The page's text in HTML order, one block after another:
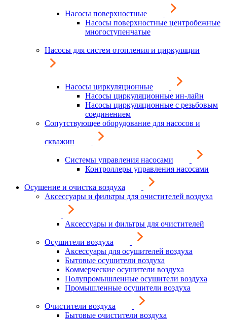
Насосы поверхностные
Насосы поверхностные центробежные
многоступенчатые
Насосы для систем отопления и циркуляции
Насосы циркуляционные
Насосы циркуляционные ин-лайн
Насосы циркуляционные с резьбовым
соединением
Сопутствующее оборудование для насосов и
скважин
Системы управления насосами
Контроллеры управления насосами
Осушение и очистка воздуха
Аксессуары и фильтры для очистителей воздуха
Аксессуары и фильтры для очистителей
Осушители воздуха
Аксессуары для осушителей воздуха
Бытовые осушители воздуха
Коммерческие осушители воздуха
Полупромышленные осушители воздуха
Промышленные осушители воздуха
Очистители воздуха
Бытовые очистители воздуха